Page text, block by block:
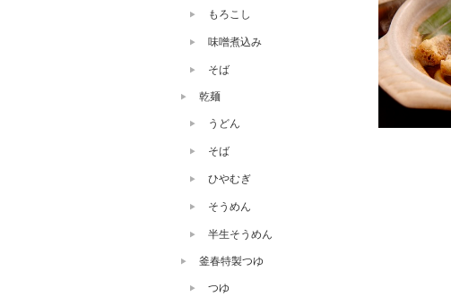
もろこし
味噌煮込み
そば
乾麺
うどん
そば
ひやむぎ
そうめん
半生そうめん
釜春特製つゆ
つゆ